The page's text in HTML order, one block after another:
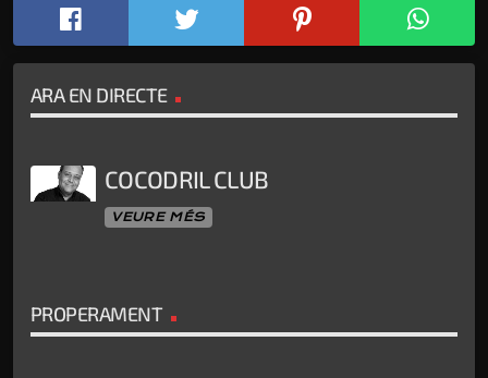
ARA EN DIRECTE
COCODRIL CLUB
VEURE MÉS
PROPERAMENT